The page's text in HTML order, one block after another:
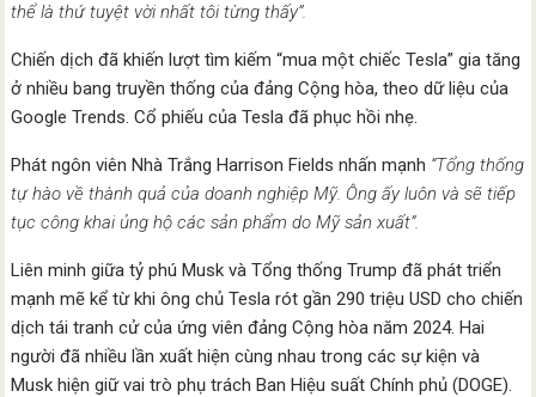
thể là thứ tuyệt vời nhất tôi từng thấy”.
Chiến dịch đã khiến lượt tìm kiếm “mua một chiếc Tesla” gia tăng
ở nhiều bang truyền thống của đảng Cộng hòa, theo dữ liệu của
Google Trends. Cổ phiếu của Tesla đã phục hồi nhẹ.
Phát ngôn viên Nhà Trắng Harrison Fields nhấn mạnh “Tổng thống
tự hào về thành quả của doanh nghiệp Mỹ. Ông ấy luôn và sẽ tiếp
tục công khai ủng hộ các sản phẩm do Mỹ sản xuất”.
Liên minh giữa tỷ phú Musk và Tổng thống Trump đã phát triển
mạnh mẽ kể từ khi ông chủ Tesla rót gần 290 triệu USD cho chiến
dịch tái tranh cử của ứng viên đảng Cộng hòa năm 2024. Hai
người đã nhiều lần xuất hiện cùng nhau trong các sự kiện và
Musk hiện giữ vai trò phụ trách Ban Hiệu suất Chính phủ (DOGE).